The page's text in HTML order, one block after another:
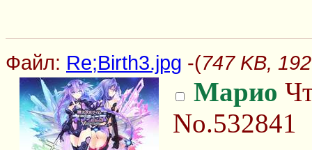
Файл: Re;Birth3.jpg -(747 KB,
Марио
No.532841